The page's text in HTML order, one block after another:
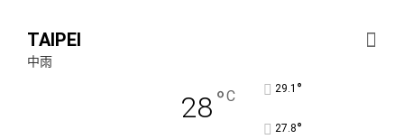
TAIPEI
中雨
28°C 29.1 °
27.8°